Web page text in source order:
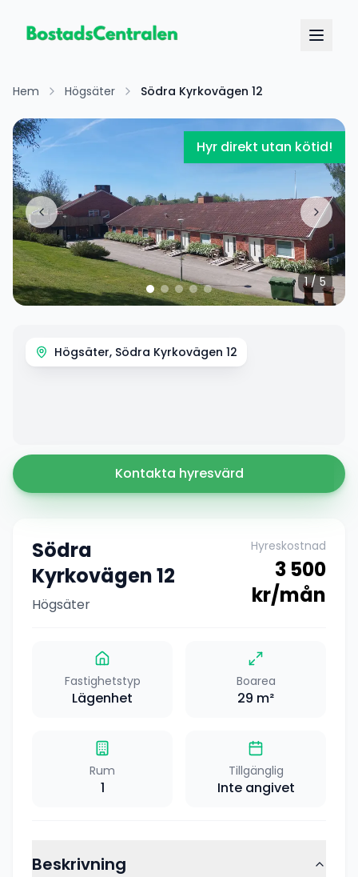
Hem Högsäter Södra Kyrkovägen 12
Hyr direkt utan kötid!
1/ 5
Högsäter, Södra Kyrkovägen 12
Kontakta hyresvärd
Södra
Kyrkovägen 12
Högsäter
Hyreskostnad
3 500
kr/mån
Fastighetstyp
Lägenhet
Boarea
29 m²
Rum
1
Tillgänglig
Inte angivet
Beskrivning